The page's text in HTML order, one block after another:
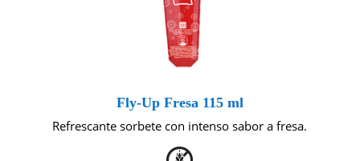
Fly-Up Fresa 115 ml
Refrescante sorbete con intenso sabor a fresa.